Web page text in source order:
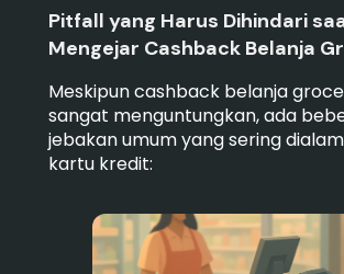
Pitfall yang Harus Dihindari
Mengejar Cashback Belanja
Meskipun cashback belanja
sangat menguntungkan, ada
jebakan umum yang sering
kartu kredit: